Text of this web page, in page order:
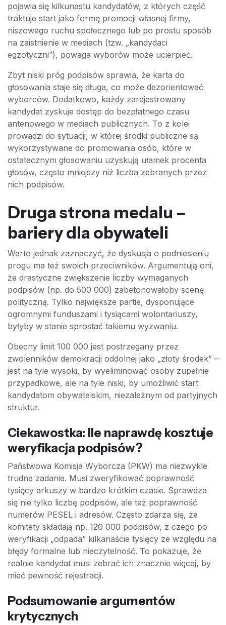
pojawia się kilkunastu kandydatów, z których część
traktuje start jako formę promocji własnej firmy,
niszowego ruchu społecznego lub po prostu sposób
na zaistnienie w mediach (tzw. „kandydaci
egzotyczni”), powaga wyborów może ucierpieć.
Zbyt niski próg podpisów sprawia, że karta do
głosowania staje się długa, co może dezorientować
wyborców. Dodatkowo, każdy zarejestrowany
kandydat zyskuje dostęp do bezpłatnego czasu
antenowego w mediach publicznych. To z kolei
prowadzi do sytuacji, w której środki publiczne są
wykorzystywane do promowania osób, które w
ostatecznym głosowaniu uzyskują ułamek procenta
głosów, często mniejszy niż liczba zebranych przez
nich podpisów.
Druga strona medalu –
bariery dla obywateli
Warto jednak zaznaczyć, że dyskusja o podniesieniu
progu ma też swoich przeciwników. Argumentują oni,
że drastyczne zwiększenie liczby wymaganych
podpisów (np. do 500 000) zabetonowałoby scenę
polityczną. Tylko największe partie, dysponujące
ogromnymi funduszami i tysiącami wolontariuszy,
byłyby w stanie sprostać takiemu wyzwaniu.
Obecny limit 100 000 jest postrzegany przez
zwolenników demokracji oddolnej jako „złoty środek” –
jest na tyle wysoki, by wyeliminować osoby zupełnie
przypadkowe, ale na tyle niski, by umożliwić start
kandydatom obywatelskim, niezależnym od partyjnych
struktur.
Ciekawostka: Ile naprawdę kosztuje
weryfikacja podpisów?
Państwowa Komisja Wyborcza (PKW) ma niezwykle
trudne zadanie. Musi zweryfikować poprawność
tysięcy arkuszy w bardzo krótkim czasie. Sprawdza
się nie tylko liczbę podpisów, ale też poprawność
numerów PESEL i adresów. Często zdarza się, że
komitety składają np. 120 000 podpisów, z czego po
weryfikacji „odpada” kilkanaście tysięcy ze względu na
błędy formalne lub nieczytelność. To pokazuje, że
realnie kandydat musi zebrać ich znacznie więcej, by
mieć pewność rejestracji.
Podsumowanie argumentów
krytycznych